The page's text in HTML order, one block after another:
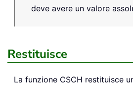
deve avere un valore
Restituisce
La funzione CSCH restituisce